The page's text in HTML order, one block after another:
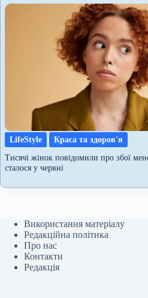
LifeStyle
Краса та здоров'я
Тисячі жінок повідомили про збої
сталося у червні
Використання матеріалу
Редакційна політика
Про нас
Контакти
Редакція